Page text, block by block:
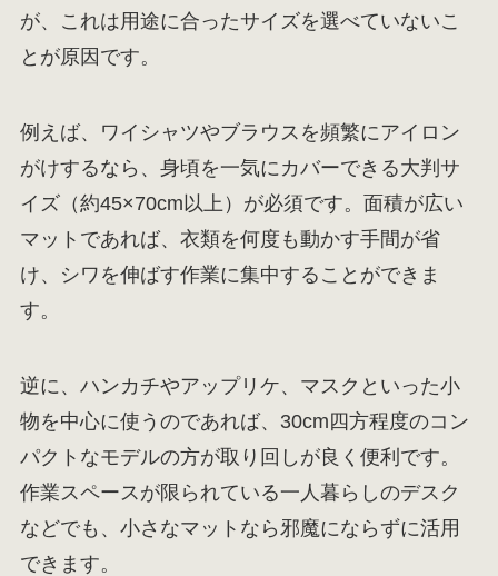
が、これは用途に合ったサイズを選べていないこ
とが原因です。
例えば、ワイシャツやブラウスを頻繁にアイロン
がけするなら、身頃を一気にカバーできる大判サ
イズ（約45×70cm以上）が必須です。面積が広い
マットであれば、衣類を何度も動かす手間が省
け、シワを伸ばす作業に集中することができま
す。
逆に、ハンカチやアップリケ、マスクといった小
物を中心に使うのであれば、30cm四方程度のコン
パクトなモデルの方が取り回しが良く便利です。
作業スペースが限られている一人暮らしのデスク
などでも、小さなマットなら邪魔にならずに活用
できます。